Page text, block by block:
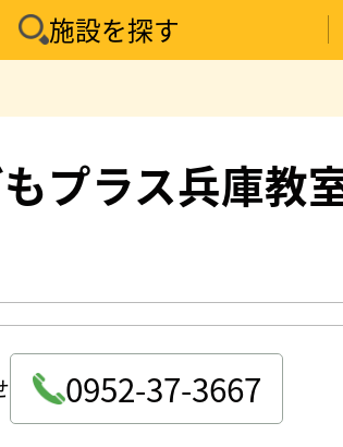
施設を探す
プラス兵庫教
0952-37-3667